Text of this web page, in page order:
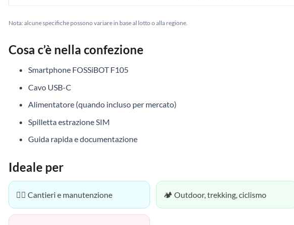
Nota: alcune specifiche possono variare in base al lotto o alla regione.
Cosa c’è nella confezione
Smartphone FOSSiBOT F105
Cavo USB-C
Alimentatore (quando incluso per mercato)
Spilletta estrazione SIM
Guida rapida e documentazione
Ideale per
👷‍♂️ Cantieri e manutenzione 🏕️ Outdoor, trekking, ciclismo